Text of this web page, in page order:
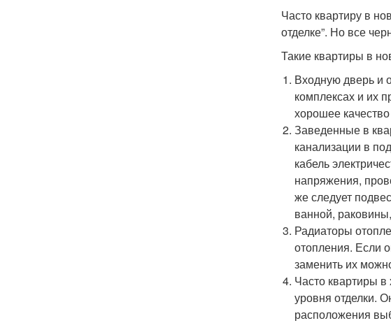
Часто квартиру в
отделке”. Но все
Такие квартиры в
Входную дверь и
комплексах и их
хорошее
Заведенные в
канализации в
кабель
напряжения,
же следует
ванной,
Радиаторы
отопления. Если
заменить их
Часто квартиры
уровня отделки.
расположения